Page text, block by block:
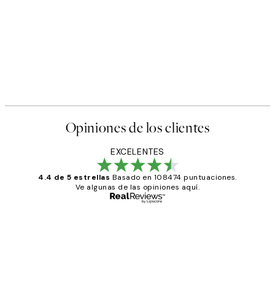
Opiniones de los clientes
EXCELENTES
4.4 de 5 estrellas Basado en 108474 puntuaciones.
Ve algunas de las opiniones aquí.